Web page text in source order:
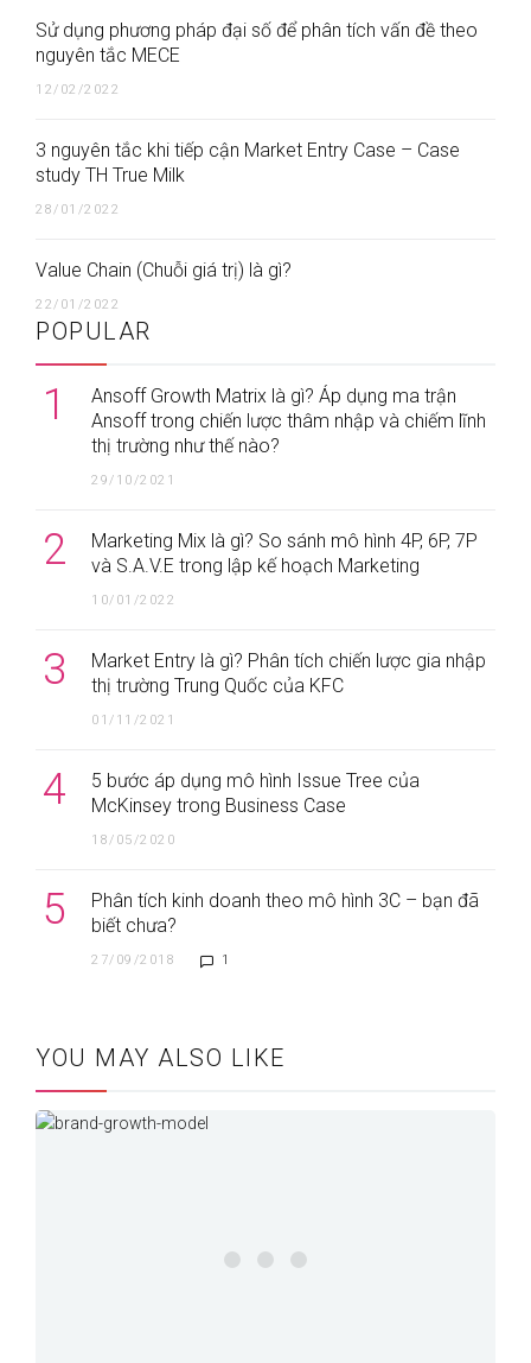
Sử dụng phương pháp đại số để phân tích vấn đề theo
nguyên tắc MECE
12/02/2022
3 nguyên tắc khi tiếp cận Market Entry Case – Case
study TH True Milk
28/01/2022
Value Chain (Chuỗi giá trị) là gì?
22/01/2022
POPULAR
1
Ansoff Growth Matrix là gì? Áp dụng ma trận
Ansoff trong chiến lược thâm nhập và chiếm lĩnh
thị trường như thế nào?
29/10/2021
2
Marketing Mix là gì? So sánh mô hình 4P, 6P, 7P
và S.A.V.E trong lập kế hoạch Marketing
10/01/2022
3
Market Entry là gì? Phân tích chiến lược gia nhập
thị trường Trung Quốc của KFC
01/11/2021
4
5 bước áp dụng mô hình Issue Tree của
McKinsey trong Business Case
18/05/2020
5
Phân tích kinh doanh theo mô hình 3C – bạn đã
biết chưa?
27/09/2018 1
YOU MAY ALSO LIKE